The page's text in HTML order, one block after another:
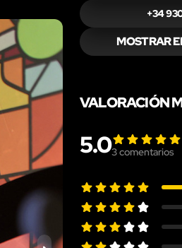
+34
MOSTRAR
VALORACIÓN
5.03comentarios